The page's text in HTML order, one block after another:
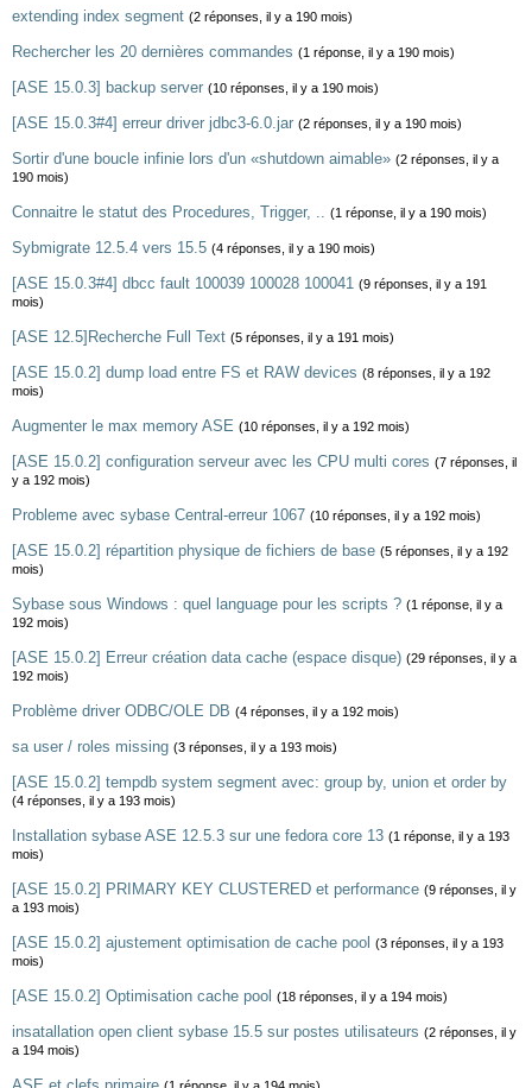
extending index segment (2 réponses, il y a 190 mois)
Rechercher les 20 dernières commandes (1 réponse, il y a 190 mois)
[ASE 15.0.3] backup server (10 réponses, il y a 190 mois)
[ASE 15.0.3#4] erreur driver jdbc3-6.0.jar (2 réponses, il y a 190 mois)
Sortir d'une boucle infinie lors d'un «shutdown aimable» (2 réponses, il y a
190 mois)
Connaitre le statut des Procedures, Trigger, .. (1 réponse, il y a 190 mois)
Sybmigrate 12.5.4 vers 15.5 (4 réponses, il y a 190 mois)
[ASE 15.0.3#4] dbcc fault 100039 100028 100041 (9 réponses, il y a 191
mois)
[ASE 12.5]Recherche Full Text (5 réponses, il y a 191 mois)
[ASE 15.0.2] dump load entre FS et RAW devices (8 réponses, il y a 192
mois)
Augmenter le max memory ASE (10 réponses, il y a 192 mois)
[ASE 15.0.2] configuration serveur avec les CPU multi cores (7 réponses, il
y a 192 mois)
Probleme avec sybase Central-erreur 1067 (10 réponses, il y a 192 mois)
[ASE 15.0.2] répartition physique de fichiers de base (5 réponses, il y a 192
mois)
Sybase sous Windows : quel language pour les scripts ? (1 réponse, il y a
192 mois)
[ASE 15.0.2] Erreur création data cache (espace disque) (29 réponses, il y a
192 mois)
Problème driver ODBC/OLE DB (4 réponses, il y a 192 mois)
sa user / roles missing (3 réponses, il y a 193 mois)
[ASE 15.0.2] tempdb system segment avec: group by, union et order by
(4 réponses, il y a 193 mois)
Installation sybase ASE 12.5.3 sur une fedora core 13 (1 réponse, il y a 193
mois)
[ASE 15.0.2] PRIMARY KEY CLUSTERED et performance (9 réponses, il y
a 193 mois)
[ASE 15.0.2] ajustement optimisation de cache pool (3 réponses, il y a 193
mois)
[ASE 15.0.2] Optimisation cache pool (18 réponses, il y a 194 mois)
insatallation open client sybase 15.5 sur postes utilisateurs (2 réponses, il y
a 194 mois)